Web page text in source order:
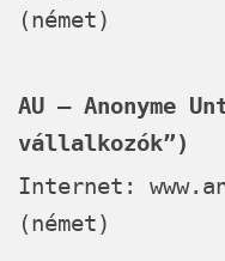
(német)
AU – Anonyme
vállalkozók”)
Internet:
(német)